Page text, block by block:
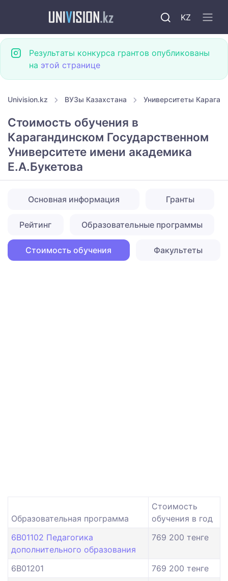
KZ
Результаты конкурса грантов опубликованы
на этой странице
Univision.kz ВУЗы Казахстана Университеты
Стоимость обучения в
Карагандинском Государственном
Университете имени академика
Е.А.Букетова
Основная информация Гранты
Рейтинг Образовательные программы
Стоимость обучения Факультеты
Образовательная программа
Стоимость
обучения в год
6B01102 Педагогика
дополнительного образования
769 200 тенге
6B01201
769 200 тенге